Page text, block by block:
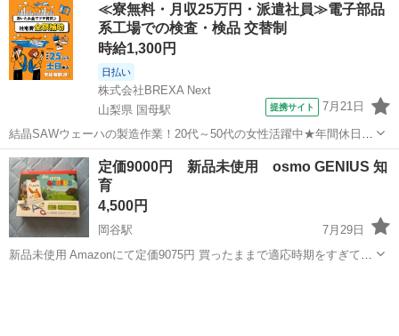
≪寮無料・月収25万円・派遣社員≫電子部品
系工場での検査・検品 交替制
時給1,300円
日払い
株式会社BREXA Next
山梨県 国母駅
提携サイト 7月21日
結晶SAWウェーハの製造作業！20代～50代の女性活躍中★年間休日
120日＆土日祝休み！クリーンルーム内でのお仕事！日払い制度利用可
◎正社員登用制度あり！マイカー通勤可！《山梨県中巨摩郡昭和町》
人気の工場のお仕事 ◇結晶...
山梨 国母駅 その他
定価9000円 新品未使用 osmo GENIUS 知
育
4,500円
岡谷駅
7月29日
新品未使用 Amazonにて定価9075円 買ったままで適応時期をすぎてし